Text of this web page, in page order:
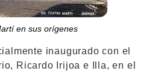
en sus orígenes
inaugurado con el
Ricardo Irijoa e Illa, en el